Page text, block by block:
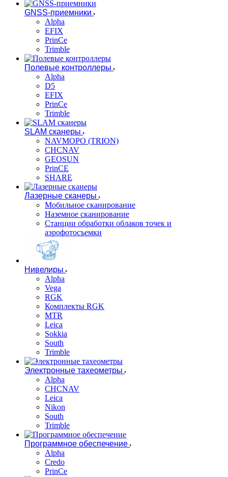
GNSS-приемники
Alpha
EFIX
PrinCe
Trimble
Полевые контроллеры
Alpha
D5
EFIX
PrinCe
Trimble
SLAM сканеры
NAVMOPO (TRION)
CHCNAV
GEOSUN
PrinCE
SHARE
Лазерные сканеры
Мобильное сканирование
Наземное сканирование
Станции обработки облаков точек и
аэрофотосъемки
Нивелиры
Alpha
Vega
RGK
Комплекты RGK
MTR
Leica
Sokkia
South
Trimble
Электронные тахеометры
Alpha
CHCNAV
Leica
Nikon
South
Trimble
Программное обеспечение
Alpha
Credo
PrinCe